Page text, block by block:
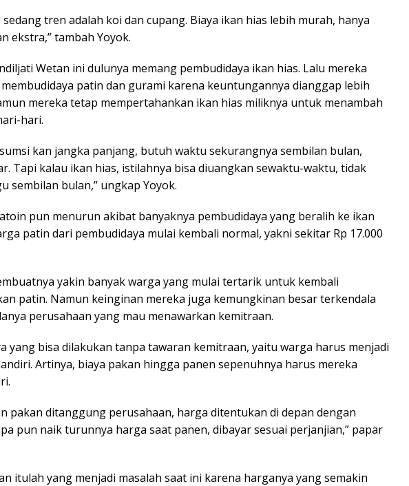
sedang tren adalah koi dan cupang. Biaya ikan hias lebih murah, hanya
ekstra,” tambah Yoyok.
Wetan ini dulunya memang pembudidaya ikan hias. Lalu mereka
patin dan gurami karena keuntungannya dianggap lebih
mereka tetap mempertahankan ikan hias miliknya untuk menambah
hari.
kan jangka panjang, butuh waktu sekurangnya sembilan bulan,
Tapi kalau ikan hias, istilahnya bisa diuangkan sewaktu-waktu, tidak
sembilan bulan,” ungkap Yoyok.
pun menurun akibat banyaknya pembudidaya yang beralih ke ikan
patin dari pembudidaya mulai kembali normal, yakni sekitar Rp 17.000
yakin banyak warga yang mulai tertarik untuk kembali
patin. Namun keinginan mereka juga kemungkinan besar terkendala
perusahaan yang mau menawarkan kemitraan.
yang bisa dilakukan tanpa tawaran kemitraan, yaitu warga harus menjadi
Artinya, biaya pakan hingga panen sepenuhnya harus mereka
pakan ditanggung perusahaan, harga ditentukan di depan dengan
pun naik turunnya harga saat panen, dibayar sesuai perjanjian,” papar
itulah yang menjadi masalah saat ini karena harganya yang semakin